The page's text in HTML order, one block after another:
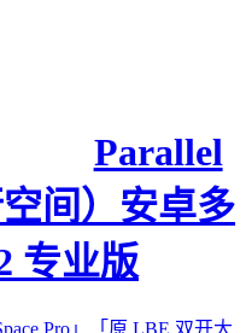
Parallel
间）安卓多
专业版
Pro」「原 LBE 双开大